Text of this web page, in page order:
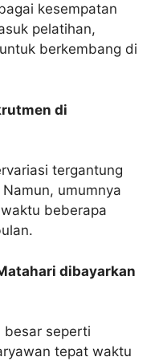
kesempatan
pelatihan,
berkembang di
di
tergantung
umumnya
beberapa
dibayarkan
besar seperti
tepat waktu